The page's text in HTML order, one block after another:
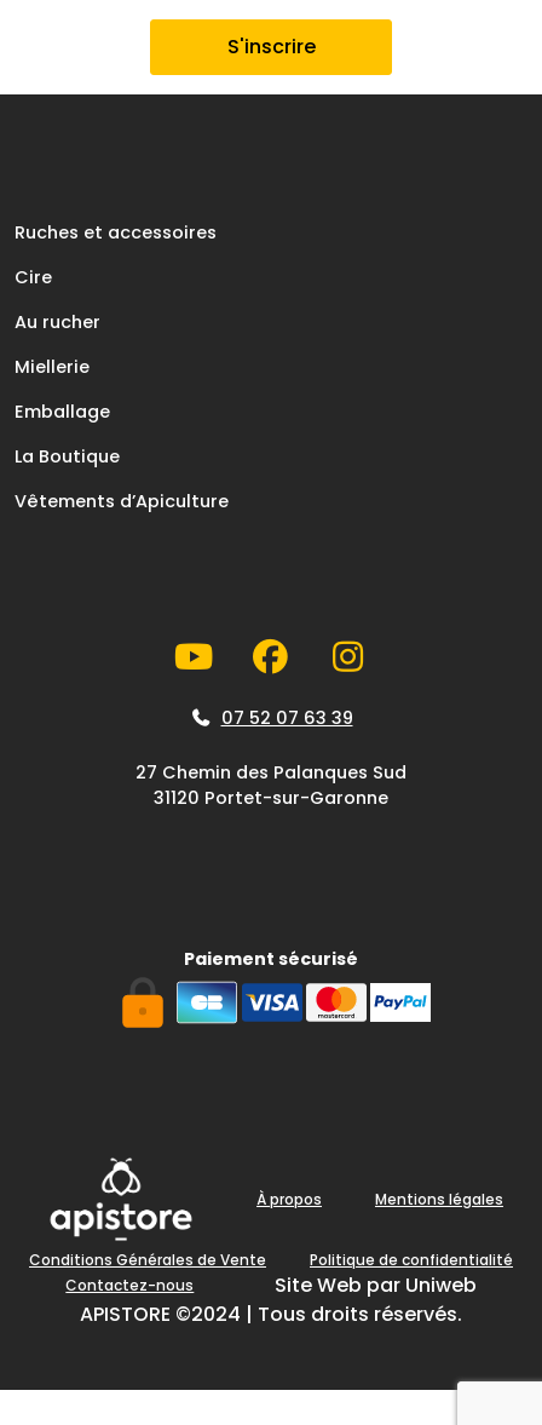
Ruches et accessoires
Cire
Au rucher
Miellerie
Emballage
La Boutique
Vêtements d’Apiculture
07 52 07 63 39
27 Chemin des Palanques Sud
31120 Portet-sur-Garonne
Paiement sécurisé
À propos Mentions légales
Conditions Générales de Vente
Politique de confidentialité
Contactez-nous
Site Web par Uniweb
APISTORE ©2024 | Tous droits réservés.